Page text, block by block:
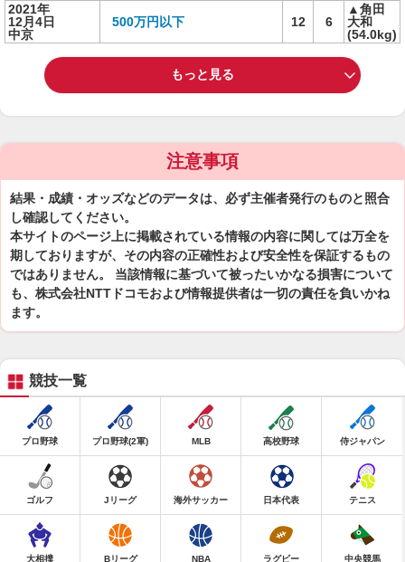
2021年
12月4日
中京
500万円以下 12 6
▲角田
大和
(54.0kg)
もっと見る
注意事項
結果・成績・オッズなどのデータは、必ず主催者発行のものと照合
し確認してください。
本サイトのページ上に掲載されている情報の内容に関しては万全を
期しておりますが、その内容の正確性および安全性を保証するもの
ではありません。 当該情報に基づいて被ったいかなる損害について
も、株式会社NTTドコモおよび情報提供者は一切の責任を負いかね
ます。
競技一覧
プロ野球 プロ野球(2軍) MLB 高校野球 侍ジャパン
ゴルフ Jリーグ 海外サッカー 日本代表 テニス
大相撲 Bリーグ NBA ラグビー 中央競馬